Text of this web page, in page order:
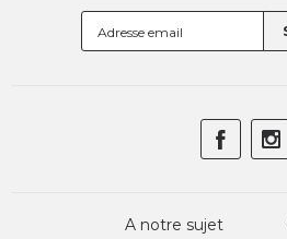
A notre sujet